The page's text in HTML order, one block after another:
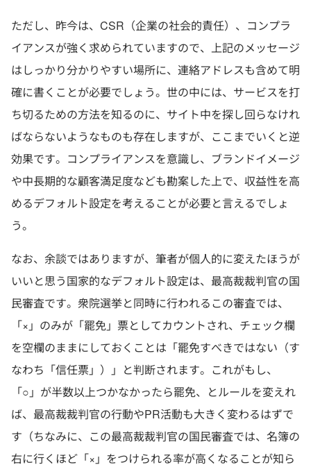
ただし、昨今は、CSR（企業の社会的責任）、コンプラ
イアンスが強く求められていますので、上記のメッセージ
はしっかり分かりやすい場所に、連絡アドレスも含めて明
確に書くことが必要でしょう。世の中には、サービスを打
ち切るための方法を知るのに、サイト中を探し回らなけれ
ばならないようなものも存在しますが、ここまでいくと逆
効果です。コンプライアンスを意識し、ブランドイメージ
や中長期的な顧客満足度なども勘案した上で、収益性を高
めるデフォルト設定を考えることが必要と言えるでしょ
う。
なお、余談ではありますが、筆者が個人的に変えたほうが
いいと思う国家的なデフォルト設定は、最高裁裁判官の国
民審査です。衆院選挙と同時に行われるこの審査では、
「×」のみが「罷免」票としてカウントされ、チェック欄
を空欄のままにしておくことは「罷免すべきではない（す
なわち「信任票」）」と判断されます。これがもし、
「○」が半数以上つかなかったら罷免、とルールを変えれ
ば、最高裁裁判官の行動やPR活動も大きく変わるはずで
す（ちなみに、この最高裁裁判官の国民審査では、名簿の
右に行くほど「×」をつけられる率が高くなることが知ら